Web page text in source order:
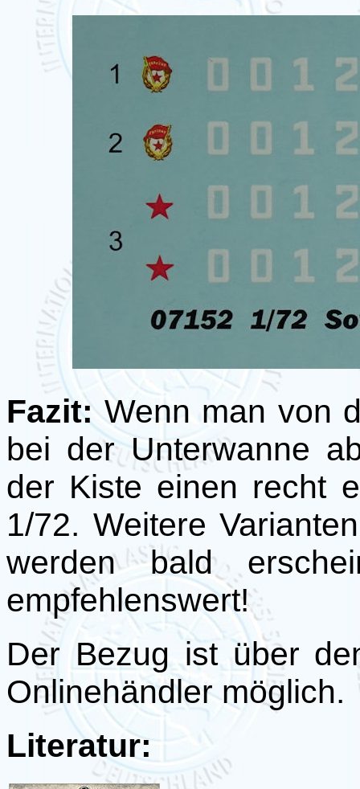
Fazit:Wenn man von
bei der Unterwanne
der Kiste einen recht
1/72. Weitere
werden bald
empfehlenswert!
Der Bezug ist über
Onlinehändler möglich.
Literatur: